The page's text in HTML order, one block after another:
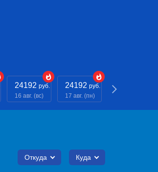
24192 руб.
16 авг. (вс)
24192 руб.
17 авг. (пн)
Откуда Куда